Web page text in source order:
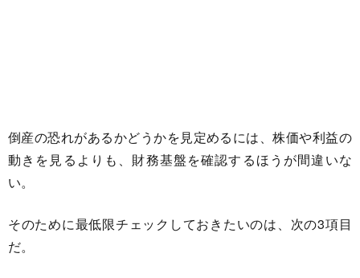
倒産の恐れがあるかどうかを見定めるには、株価や利益の
動きを見るよりも、財務基盤を確認するほうが間違いな
い。
そのために最低限チェックしておきたいのは、次の3項目
だ。